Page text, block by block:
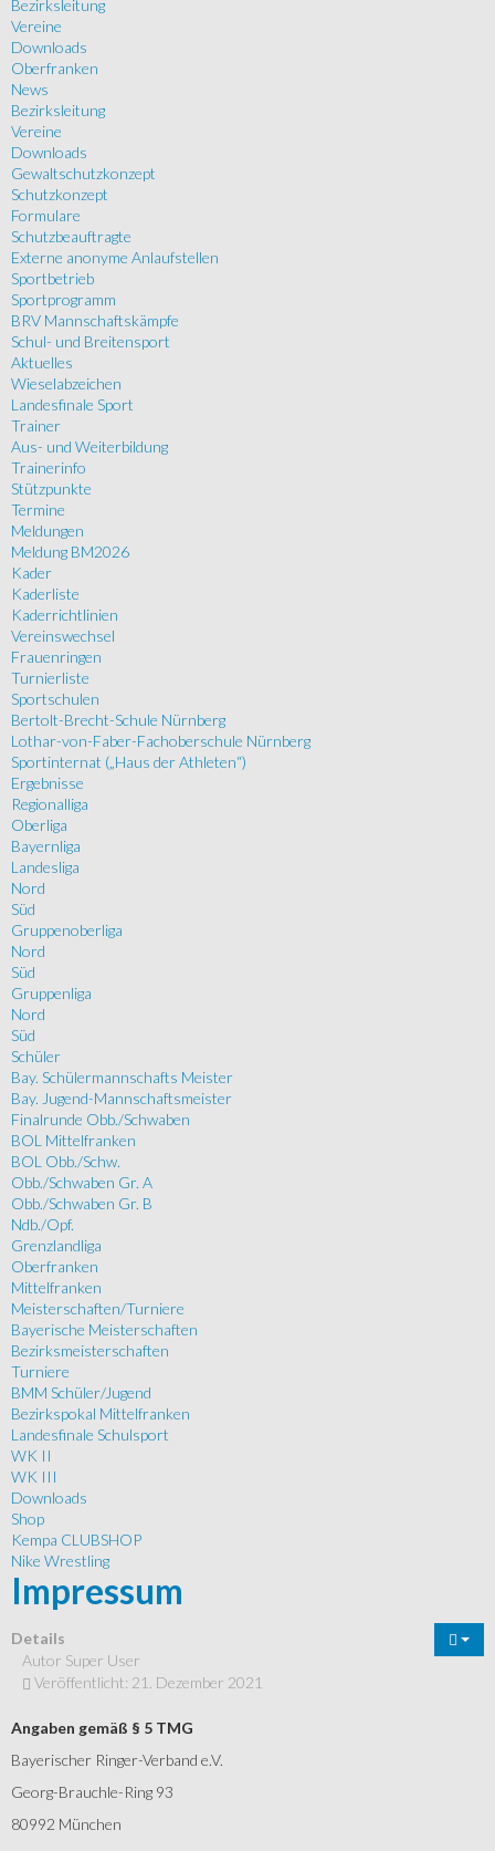
Bezirksleitung
Vereine
Downloads
Oberfranken
News
Bezirksleitung
Vereine
Downloads
Gewaltschutzkonzept
Schutzkonzept
Formulare
Schutzbeauftragte
Externe anonyme Anlaufstellen
Sportbetrieb
Sportprogramm
BRV Mannschaftskämpfe
Schul- und Breitensport
Aktuelles
Wieselabzeichen
Landesfinale Sport
Trainer
Aus- und Weiterbildung
Trainerinfo
Stützpunkte
Termine
Meldungen
Meldung BM2026
Kader
Kaderliste
Kaderrichtlinien
Vereinswechsel
Frauenringen
Turnierliste
Sportschulen
Bertolt-Brecht-Schule Nürnberg
Lothar-von-Faber-Fachoberschule Nürnberg
Sportinternat („Haus der Athleten“)
Ergebnisse
Regionalliga
Oberliga
Bayernliga
Landesliga
Nord
Süd
Gruppenoberliga
Nord
Süd
Gruppenliga
Nord
Süd
Schüler
Bay. Schülermannschafts Meister
Bay. Jugend-Mannschaftsmeister
Finalrunde Obb./Schwaben
BOL Mittelfranken
BOL Obb./Schw.
Obb./Schwaben Gr. A
Obb./Schwaben Gr. B
Ndb./Opf.
Grenzlandliga
Oberfranken
Mittelfranken
Meisterschaften/Turniere
Bayerische Meisterschaften
Bezirksmeisterschaften
Turniere
BMM Schüler/Jugend
Bezirkspokal Mittelfranken
Landesfinale Schulsport
WK II
WK III
Downloads
Shop
Kempa CLUBSHOP
Nike Wrestling
Impressum
Details
Autor Super User
Veröffentlicht: 21. Dezember 2021
Angaben gemäß § 5 TMG
Bayerischer Ringer-Verband e.V.
Georg-Brauchle-Ring 93
80992 München